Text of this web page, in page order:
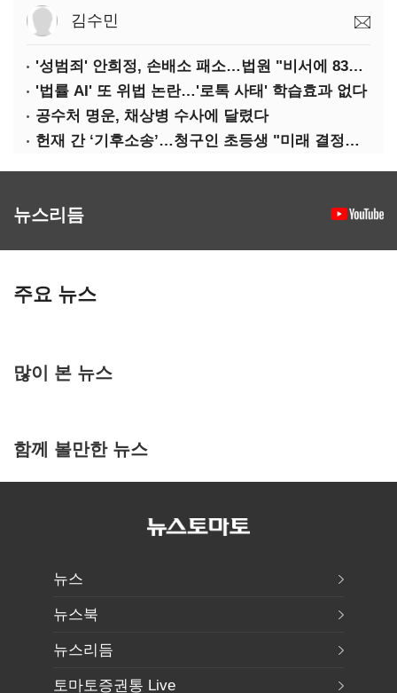
김수민
'성범죄' 안희정, 손배소 패소…법원 "비서에 8347만원 배상"
'법률 AI' 또 위법 논란…'로톡 사태' 학습효과 없다
공수처 명운, 채상병 수사에 달렸다
헌재 간 ‘기후소송’…청구인 초등생 "미래 결정할 중요한 소송"
뉴스리듬
주요 뉴스
많이 본 뉴스
함께 볼만한 뉴스
뉴스
뉴스북
뉴스리듬
토마토증권통 Live